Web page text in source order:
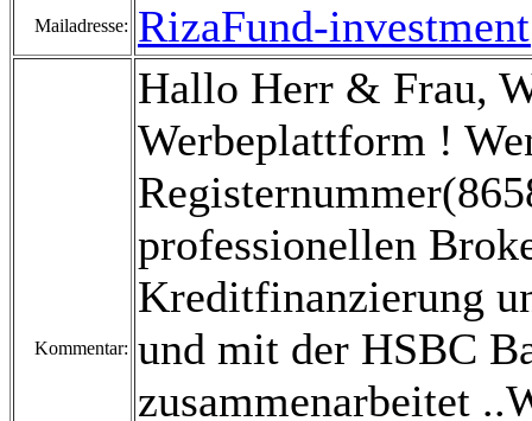
Mailadresse: RizaFund-
Kommentar:
Hallo Herr & Frau,
Werbeplattform !
professionellen
Kreditfinanzierung
und mit der HSBC
zusammenarbeitet